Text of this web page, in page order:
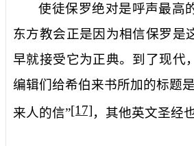
使徒保罗绝对是呼声最高
东方教会正是因为相信保罗是
早就接受它为正典。到了现代
编辑们给希伯来书所加的标题
来人的信”[17]，其他英文圣经